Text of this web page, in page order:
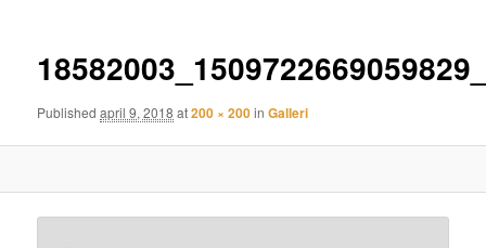
Publishedapril 9, 2018 at200 × 200inGalleri